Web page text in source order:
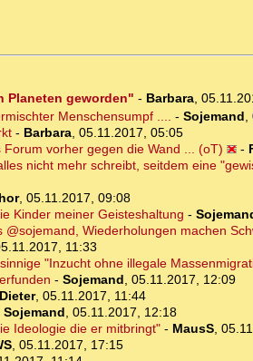
Planeten geworden" - Barbara,
Menschensumpf .... - Sojemand,
- Barbara, 05.11.2017, 05:05
vorher gegen die Wand ... (oT)
-
nicht mehr schreibt, seitdem eine
, 05.11.2017, 09:08
Kinder meiner Geisteshaltung -
@sojemand, Wiederholungen machen
11:33
"Inzucht ohne illegale
- Sojemand, 05.11.2017, 12:09
Dieter, 05.11.2017, 11:44
Sojemand, 05.11.2017, 12:18
Ideologie die er mitbringt"- MausS,
, 05.11.2017, 17:15